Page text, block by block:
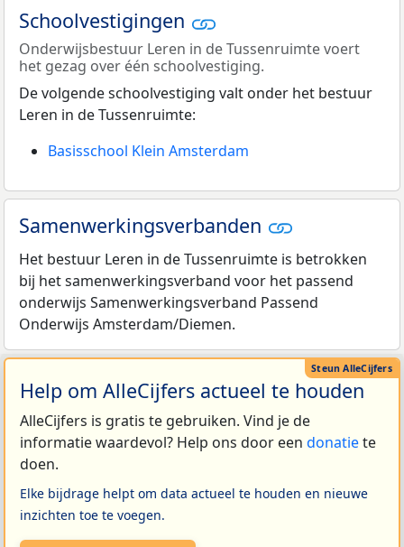
Schoolvestigingen
Onderwijsbestuur Leren in de Tussenruimte voert
het gezag over één schoolvestiging.
De volgende schoolvestiging valt onder het bestuur
Leren in de Tussenruimte:
Basisschool Klein Amsterdam
Samenwerkingsverbanden
Het bestuur Leren in de Tussenruimte is betrokken
bij het samenwerkingsverband voor het passend
onderwijs Samenwerkingsverband Passend
Onderwijs Amsterdam/Diemen.
Help om AlleCijfers actueel te houden
AlleCijfers is gratis te gebruiken. Vind je de
informatie waardevol? Help ons door een donatiete
doen.
Elke bijdrage helpt om data actueel te houden en nieuwe
inzichten toe te voegen.